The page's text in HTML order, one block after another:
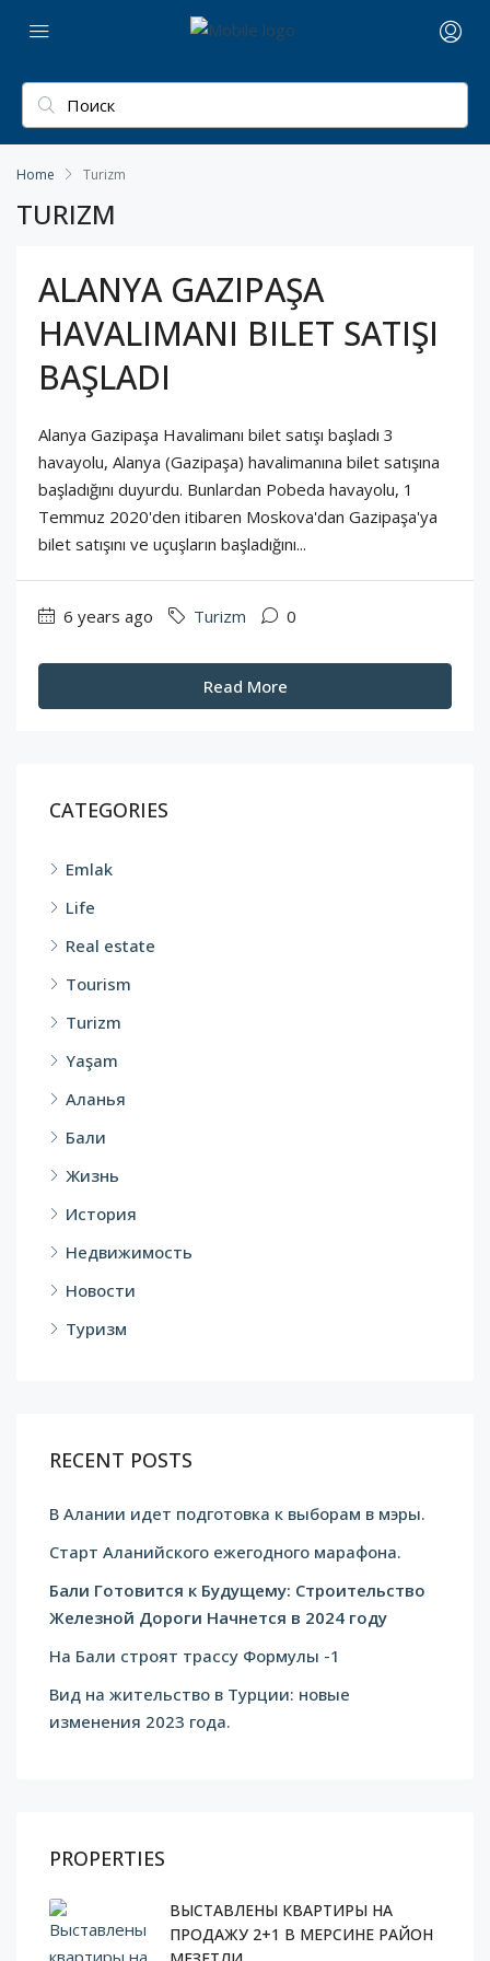
Home Turizm
TURIZM
ALANYA GAZIPAŞA
HAVALIMANI BILET SATIŞI
BAŞLADI
Alanya Gazipaşa Havalimanı bilet satışı başladı 3
havayolu, Alanya (Gazipaşa) havalimanına bilet satışına
başladığını duyurdu. Bunlardan Pobeda havayolu, 1
Temmuz 2020'den itibaren Moskova'dan Gazipaşa'ya
bilet satışını ve uçuşların başladığını...
6 years ago Turizm 0
Read More
CATEGORIES
Emlak
Life
Real estate
Tourism
Turizm
Yaşam
Аланья
Бали
Жизнь
История
Недвижимость
Новости
Туризм
RECENT POSTS
В Алании идет подготовка к выборам в мэры.
Cтарт Аланийского ежегодного марафона.
Бали Готовится к Будущему: Строительство
Железной Дороги Начнется в 2024 году
На Бали строят трассу Формулы -1
Вид на жительство в Турции: новые
изменения 2023 года.
PROPERTIES
ВЫСТАВЛЕНЫ КВАРТИРЫ НА
ПРОДАЖУ 2+1 В МЕРСИНЕ РАЙОН